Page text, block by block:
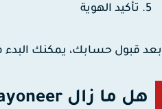
تأكيد الهوية
قبول حسابك، يمكنك البدء في